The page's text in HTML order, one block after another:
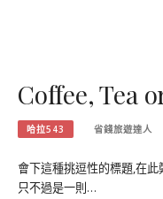
Coffee, Tea
哈拉543 省錢旅遊達人
會下這種挑逗性的標題,在此
只不過是一則…